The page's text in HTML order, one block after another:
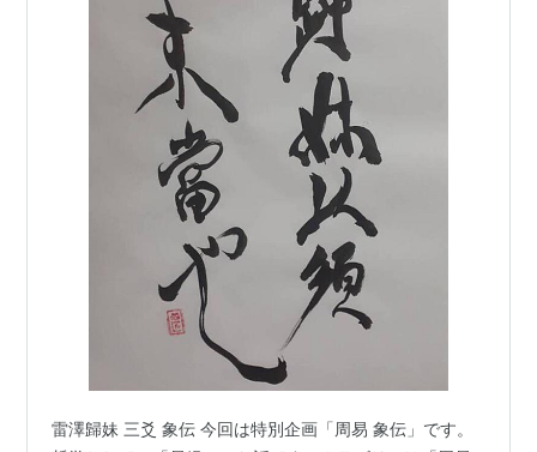
雷澤歸妹 三爻 象伝 今回は特別企画「周易 象伝」です。